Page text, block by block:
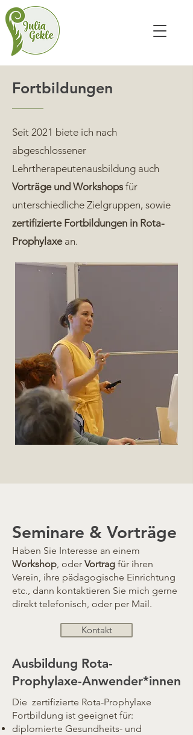
Fortbildungen
Seit 2021 biete ich nach
abgeschlossener
Lehrtherapeutenausbildung auch
Vorträge und Workshops für
unterschiedliche Zielgruppen, sowie
zertifizierte Fortbildungen in Rota-
Prophylaxean.
Seminare & Vorträge
Haben Sie Interesse an einem
Workshop, oder Vortrag für ihren
Verein, ihre pädagogische Einrichtung
etc., dann kontaktieren Sie mich gerne
direkt telefonisch, oder per Mail.
Kontakt
Ausbildung Rota-
Prophylaxe-Anwender*innen
Die zertifizierte Rota-Prophylaxe
Fortbildung ist geeignet für:
diplomierte Gesundheits- und